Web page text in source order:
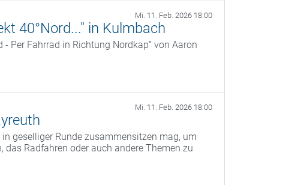
Mi. 11. Feb. 2026 18:00
40°Nord..." in Kulmbach
- Per Fahrrad in Richtung Nordkap“ von Aaron
Mi. 11. Feb. 2026 18:00
geselliger Runde zusammensitzen mag, um
das Radfahren oder auch andere Themen zu